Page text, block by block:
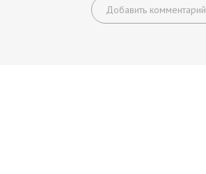
Добавить комментарий